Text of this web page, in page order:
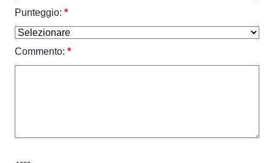
Punteggio: *
Commento: *